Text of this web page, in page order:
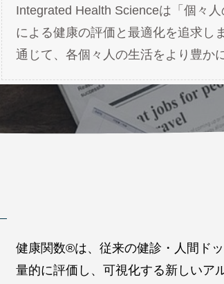
Integrated Health Scienceは「個々
による健康の評価と最適化を追求し
通じて、各個々人の生活をより豊か
健康関数®は、従来の健診・人間ド
量的に評価し、可視化する新しいア